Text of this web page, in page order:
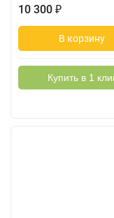
10 300 ₽
В корзину
Купить в 1